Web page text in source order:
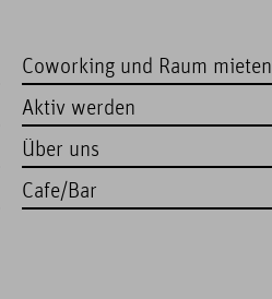
Coworking und Raum mieten
Aktiv werden
Über uns
Cafe/Bar